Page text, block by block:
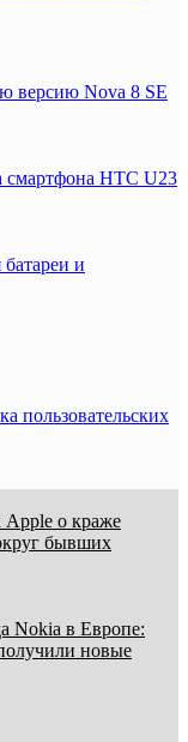
версию Nova 8 SE
смартфона HTC U23
и
пользовательских
Apple о краже
бывших
Nokia в Европе:
новые